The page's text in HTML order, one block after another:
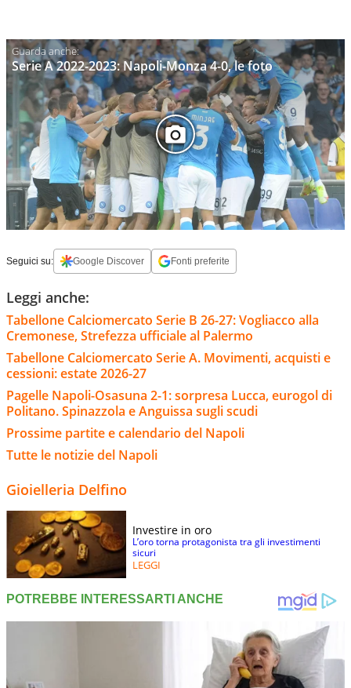
Serie A 2022-2023: Napoli-Monza 4-0, le foto
Seguici su: Google Discover Fonti preferite
Leggi anche:
Tabellone Calciomercato Serie B 26-27: Vogliacco alla
Cremonese, Strefezza ufficiale al Palermo
Tabellone Calciomercato Serie A. Movimenti, acquisti e
cessioni: estate 2026-27
Pagelle Napoli-Osasuna 2-1: sorpresa Lucca, eurogol di
Politano. Spinazzola e Anguissa sugli scudi
Prossime partite e calendario del Napoli
Tutte le notizie del Napoli
Gioielleria Delfino
Investire in oro
L’oro torna protagonista tra gli investimenti
sicuri
LEGGI